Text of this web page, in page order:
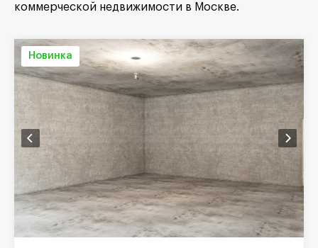
коммерческой недвижимости в Москве.
Новинка